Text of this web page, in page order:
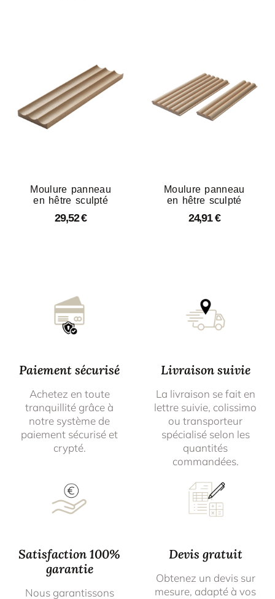
Moulure panneau
en hêtre sculpté
29,52€
Moulure panneau
en hêtre sculpté
24,91€
Paiement sécurisé
Achetez en toute
tranquillité grâce à
notre système de
paiement sécurisé et
crypté.
Livraison suivie
La livraison se fait en
lettre suivie, colissimo
ou transporteur
spécialisé selon les
quantités
commandées.
Satisfaction 100%
garantie
Nous garantissons
Devis gratuit
Obtenez un devis sur
mesure, adapté à vos